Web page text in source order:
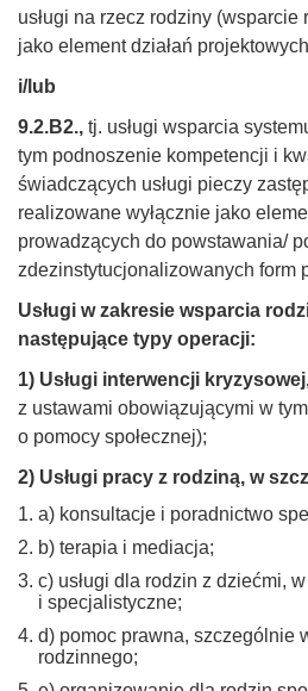
usługi na rzecz rodziny (wsparcie
jako element działań
i/lub
9.2.B2., tj. usługi wsparcia
tym podnoszenie kompetencji i
świadczących usługi pieczy
realizowane wyłącznie jako
prowadzących do powstawania/
zdezinstytucjonalizowanych form
Usługi w zakresie wsparcia
następujące typy operacji:
1) Usługi interwencji
z ustawami obowiązującymi w
o pomocy społecznej);
2) Usługi pracy z rodziną, w
a) konsultacje i poradnictwo
b) terapia i mediacja;
c) usługi dla rodzin z dziećmi,
i specjalistyczne;
d) pomoc prawna, szczególnie
rodzinnego;